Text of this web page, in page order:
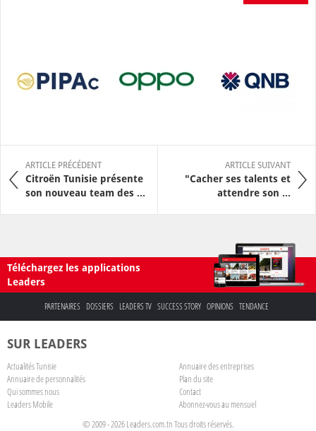
ARTICLE PRÉCÉDENT
Citroën Tunisie présente
son nouveau team des ...
ARTICLE SUIVANT
"Cacher ses talents et
attendre son ...
Téléchargez les applications
Leaders
PARTENAIRES DOSSIERS LEADERS TV SUCCESS STORY OPINIONS TENDANCE
SUR LEADERS
Actualités Tunisie
Annuaire des entreprises
Annuaire de personnalités
Plan du site
Qui sommes nous
Contact
Leaders Mobile
Abonnez-vous au mensuel
© 2009 - 2026 Leaders.com.tn Tous droits réservés.